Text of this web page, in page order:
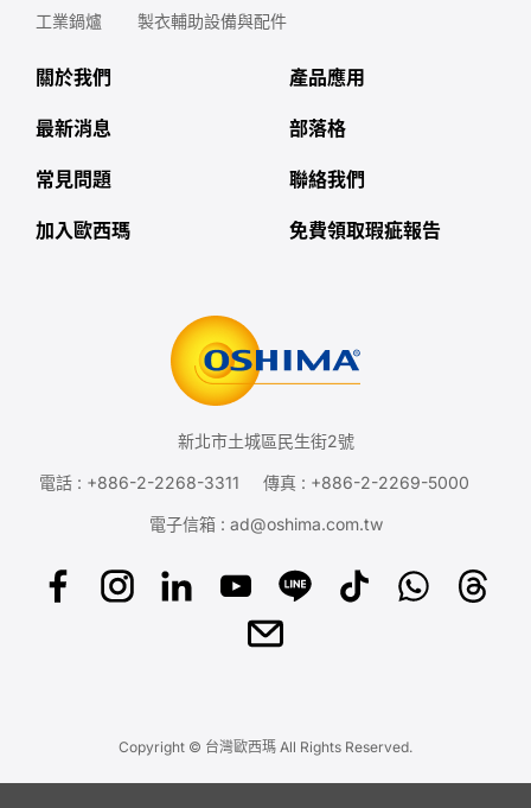
工業鍋爐
製衣輔助設備與配件
關於我們 產品應用
最新消息 部落格
常見問題 聯絡我們
加入歐西瑪 免費領取瑕疵報告
新北市土城區民生街2號
電話 : +886-2-2268-3311 傳真 : +886-2-2269-5000
電子信箱 : ad@oshima.com.tw
Copyright © 台灣歐西瑪 All Rights Reserved.